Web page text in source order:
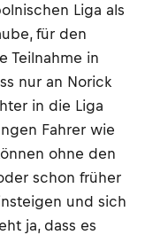
Liga als
für den
Teilnahme in
nur an Norick
in die Liga
Fahrer wie
ohne den
schon früher
und sich
ja, dass es